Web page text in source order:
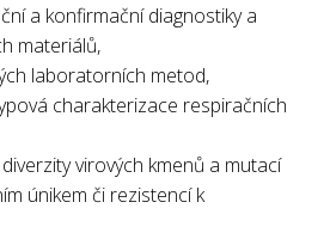
a konfirmační diagnostiky a
materiálů,
laboratorních metod,
charakterizace respiračních
virových kmenů a mutací
únikem či rezistencí k